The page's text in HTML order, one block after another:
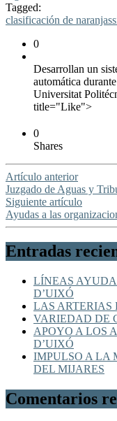
Tagged:
clasificación de naranjas
0
Desarrollan un
automática
Universitat
title="Like">
0
Shares
Artículo anterior
Juzgado de Aguas y
Siguiente artículo
Ayudas a las
Entradas
LÍNEAS
D’UIXÓ
LAS ARTERIAS
VARIEDAD DE
APOYO A LOS
D’UIXÓ
IMPULSO A LA
DEL MIJARES
Comentarios